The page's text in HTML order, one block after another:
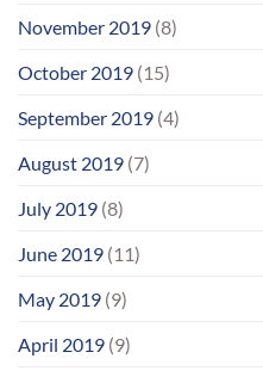
November 2019 (8)
October 2019 (15)
September 2019 (4)
August 2019 (7)
July 2019 (8)
June 2019 (11)
May 2019 (9)
April 2019 (9)